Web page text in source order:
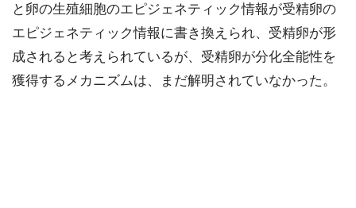
と卵の生殖細胞のエピジェネティック情報が受精卵の
エピジェネティック情報に書き換えられ、受精卵が形
成されると考えられているが、受精卵が分化全能性を
獲得するメカニズムは、まだ解明されていなかった。